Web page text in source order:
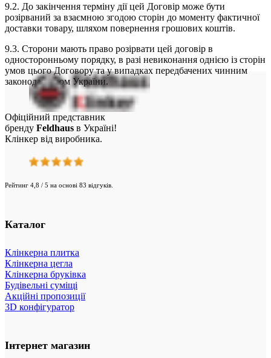
9.2. До закінчення терміну дії цей Договір може бути
розірваний за взаємною згодою сторін до моменту фактичної
доставки товару, шляхом повернення грошових коштів.
9.3. Сторони мають право розірвати цей договір в
односторонньому порядку, в разі невиконання однією із сторін
умов цього Договору та у випадках передбачених чинним
законодавством України.
Офіційний представник
бренду Feldhaus в Україні!
Клінкер від виробника.
Рейтинг 4,8 / 5 на основі 83 відгуків.
Каталог
Клінкерна плитка
Клінкерна цегла
Клінкерна бруківка
Будівельні суміщі
Акційні пропозиції
3D конфігуратор
Інтернет магазин